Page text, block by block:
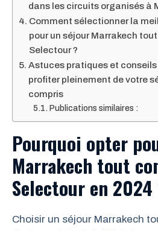
dans les circuits organisés à
Comment sélectionner la
pour un séjour Marrakech
Selectour ?
Astuces pratiques et
profiter pleinement de votre
compris
Publications similaires :
Pourquoi opter
Marrakech tout
Selectour en 2024
Choisir un séjour Marrakech